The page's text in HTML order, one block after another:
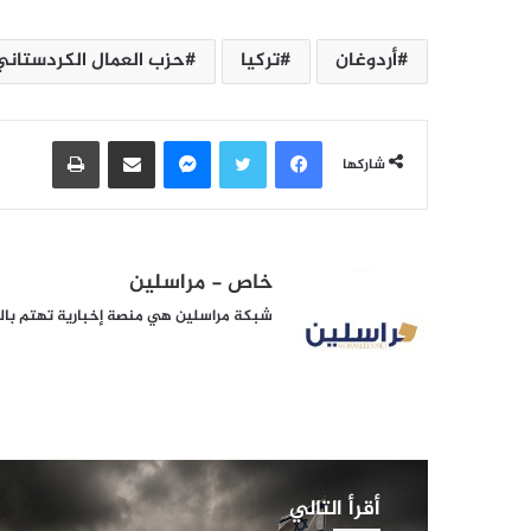
أردوغان تركيا حزب العمال
شاركها
فيسبوكتويتر ماسنجر مشاركة عبر البريد طباعة
خاص - مراسلين
شبكة مراسلين هي منصة إخبارية تهتم
أقرأ التالي